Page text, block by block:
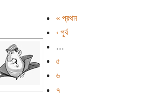
« প্রথম
‹ পূর্ব
…
৫
৬
৭